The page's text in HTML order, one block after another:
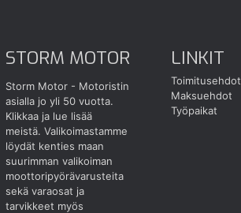
STORM MOTOR
Storm Motor - Motoristin
asialla jo yli 50 vuotta.
Klikkaa ja lue lisää
meistä. Valikoimastamme
löydät kenties maan
suurimman valikoiman
moottoripyörävarusteita
sekä varaosat ja
tarvikkeet myös
LINKIT
Toimitusehdot
Maksuehdot
Työpaikat